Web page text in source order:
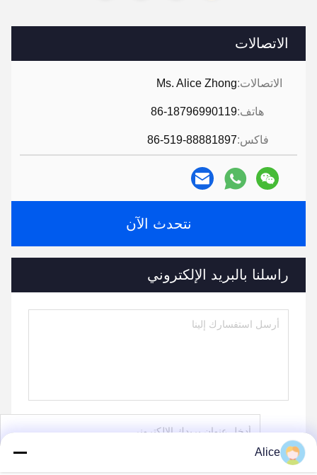
الاتصالات
الاتصالات:Ms. Alice Zhong
هاتف:86-18796990119
فاكس:86-519-88881897
نتحدث الآن
راسلنا بالبريد الإلكتروني
Alice